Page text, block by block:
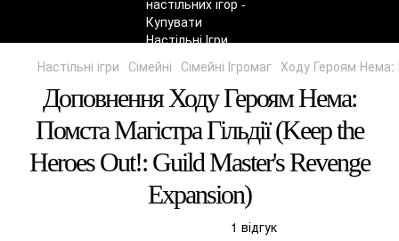
Настільні ігри Сімейні Сімейні Ігромаг Ходу Героям Нема:
Доповнення Ходу Героям Нема:
Помста Магістра Гільдії (Keep the
Heroes Out!: Guild Master's Revenge
Expansion)
1 відгук